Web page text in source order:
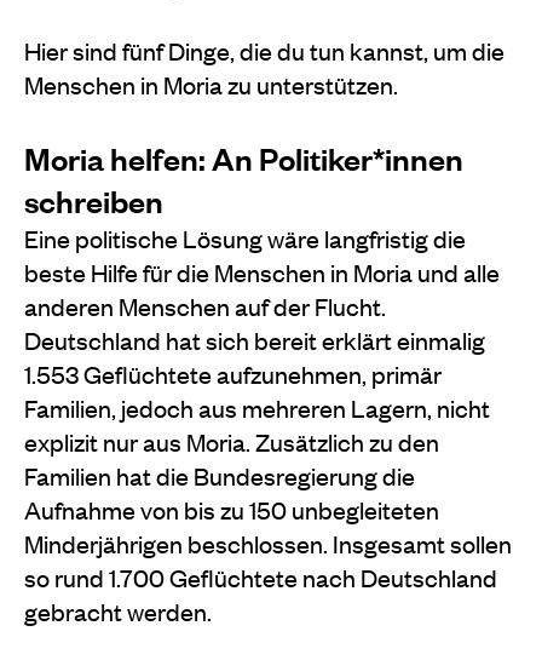
Hier sind fünf Dinge, die du tun kannst, um die
Menschen in Moria zu unterstützen.
Moria helfen: An Politiker*innen
schreiben
Eine politische Lösung wäre langfristig die
beste Hilfe für die Menschen in Moria und alle
anderen Menschen auf der Flucht.
Deutschland hat sich bereit erklärt einmalig
1.553 Geflüchtete aufzunehmen, primär
Familien, jedoch aus mehreren Lagern, nicht
explizit nur aus Moria. Zusätzlich zu den
Familien hat die Bundesregierung die
Aufnahme von bis zu 150 unbegleiteten
Minderjährigen beschlossen. Insgesamt sollen
so rund 1.700 Geflüchtete nach Deutschland
gebracht werden.